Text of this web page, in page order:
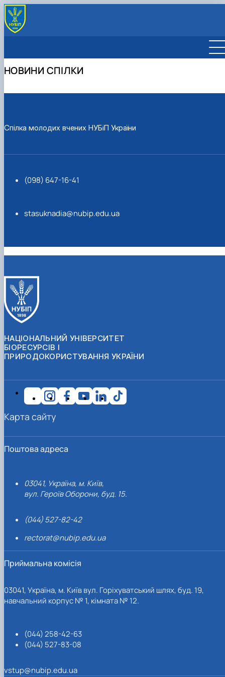
СКЛАД СПІЛКИ
НОВИНИ СПІЛКИ
Міжнародному форумі рад молодих…
НОВИНИ СПІЛКИ
Спілка молодих вчених НУБіП України
(098) 647-16-41
stasuknadia@nubip.edu.ua
НАЦІОНАЛЬНИЙ УНІВЕРСИТЕТ
БІОРЕСУРСІВ І
ПРИРОДОКОРИСТУВАННЯ УКРАЇНИ
Поштова адреса
03041, Україна, м. Київ,
вул. Героїв Оборони, буд. 15.
(044) 527-82-42
rectorat@nubip.edu.ua
Приймальна комісія
03041, Україна, м. Київ вул. Горіхуватський шлях, буд. 19,
навчальний корпус № 1, кімната № 12.
(044) 258-42-63
(044) 527-83-08
vstup@nubip.edu.ua
Карта сайту